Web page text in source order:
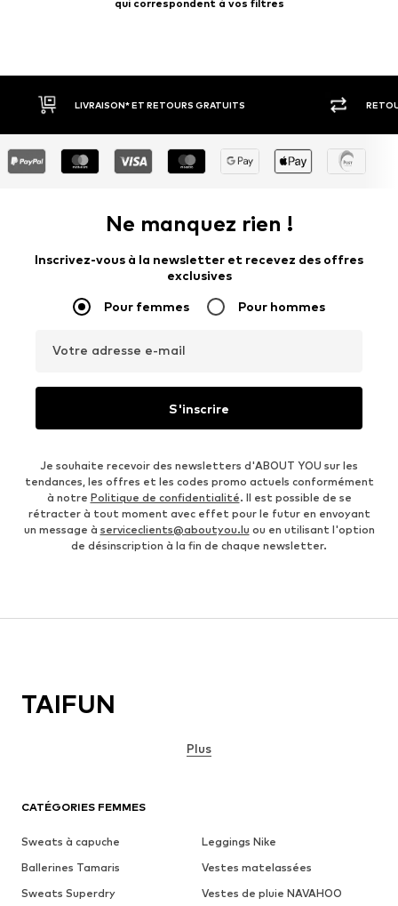
qui correspondent à vos filtres
RETOUR SOUS 30 JOURS LARGE
Ne manquez rien !
Inscrivez-vous à la newsletter et recevez des offres
exclusives
Pour femmes Pour hommes
Votre adresse e-mail
S'inscrire
Je souhaite recevoir des newsletters d'ABOUT YOU sur les
tendances, les offres et les codes promo actuels conformément
à notre Politique de confidentialité. Il est possible de se
rétracter à tout moment avec effet pour le futur en envoyant
un message à serviceclients@aboutyou.lu ou en utilisant l'option
de désinscription à la fin de chaque newsletter.
CATÉGORIES FEMMES
Sweats à capuche
Leggings Nike
Ballerines Tamaris
Vestes matelassées
Sweats Superdry
Vestes de pluie NAVAHOO
TAIFUN
Plus